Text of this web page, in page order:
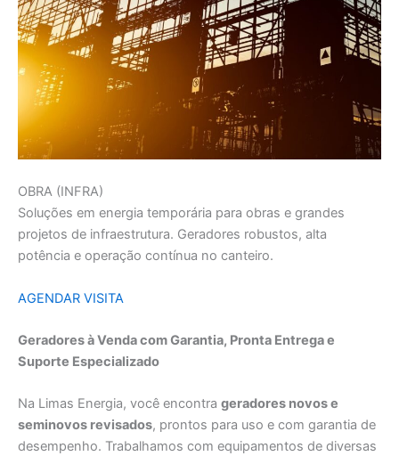
OBRA (INFRA)
Soluções em energia temporária para obras e grandes
projetos de infraestrutura. Geradores robustos, alta
potência e operação contínua no canteiro.
AGENDAR VISITA
Geradores à Venda com Garantia, Pronta Entrega e
Suporte Especializado
Na Limas Energia, você encontra geradores novos e
seminovos revisados, prontos para uso e com garantia de
desempenho. Trabalhamos com equipamentos de diversas